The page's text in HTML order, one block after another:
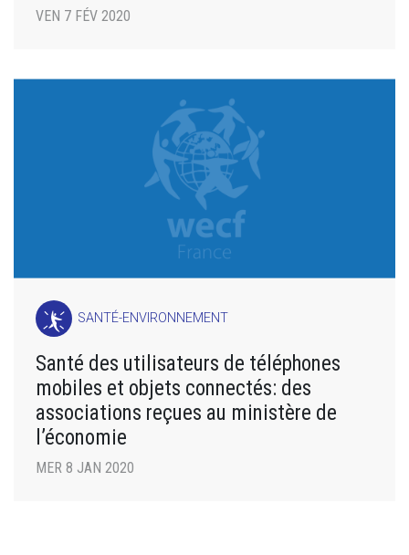
VEN 7 FÉV 2020
SANTÉ-ENVIRONNEMENT
Santé des utilisateurs de téléphones
mobiles et objets connectés: des
associations reçues au ministère de
l’économie
MER 8 JAN 2020